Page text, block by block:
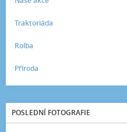
Traktoriáda
Rolba
Příroda
POSLEDNÍ FOTOGRAFIE